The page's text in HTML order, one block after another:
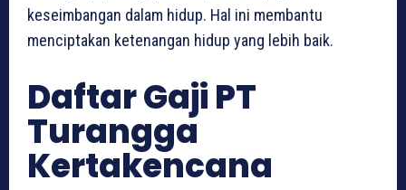
keseimbangan dalam hidup. Hal ini membantu
menciptakan ketenangan hidup yang lebih baik.
Daftar Gaji PT
Turangga
Kertakencana